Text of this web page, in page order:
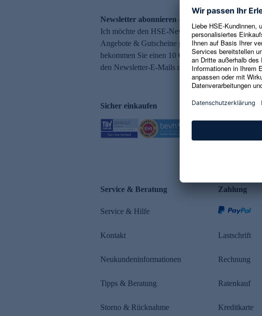
Newsletter abonnieren – 10 € Gutschein erhalten
Ich möchte den HSE-Newsletter abonnieren und
Angebote & Gutscheine per E-Mail erhalten. Als
bekommen Sie einen 10 € Gutschein. Eine
den Newsletter-E-Mails möglich.
Sicher einkaufen
Service & Beratung
Service & Hilfe
Kontakt
Neukundeninformationen
Tipps & Beratung
Storno & Rücknahme
Zahlung
Lastschrift
Rechnung
Ratenkauf
Kreditkarte